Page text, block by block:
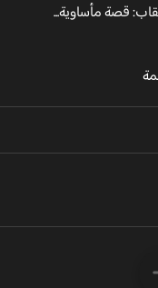
قصة مأساوية...